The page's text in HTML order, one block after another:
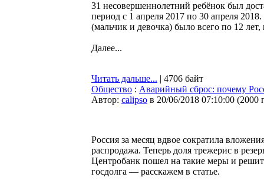
31 несовершеннолетний ребёнок был
период с 1 апреля 2017 по 30 апреля
(мальчик и девочка) было всего по 12
Далее...
Читать дальше... | 4706 байт
Общество : Аварийный сброс: почему
Автор: calipso в 20/06/2018 07:10:00 (2000
Россия за месяц вдвое сократила
распродажа. Теперь доля трежерис в
Центробанк пошел на такие меры и
госдолга — расскажем в статье.